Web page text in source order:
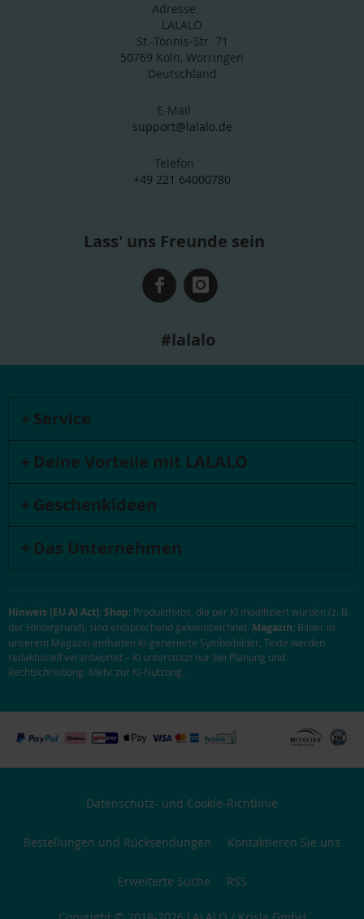
Adresse
LALALO
St.-Tönnis-Str. 71
50769 Köln, Worringen
Deutschland
E-Mail
support@lalalo.de
Telefon
+49 221 64000780
Lass' uns Freunde sein
#lalalo
Service
Deine Vorteile mit LALALO
Geschenkideen
Das Unternehmen
Hinweis (EU AI Act):Shop: Produktfotos, die per KI modifiziert wurden (z. B.
der Hintergrund), sind entsprechend gekennzeichnet. Magazin: Bilder in
unserem Magazin enthalten KI-generierte Symbolbilder. Texte werden
redaktionell verantwortet – KI unterstützt nur bei Planung und
Rechtschreibung. Mehr zur KI-Nutzung.
Datenschutz- und Cookie-Richtlinie
Bestellungen und Rücksendungen Kontaktieren Sie uns
Erweiterte Suche RSS